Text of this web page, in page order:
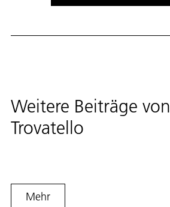
Weitere Beiträge von
Trovatello
Mehr